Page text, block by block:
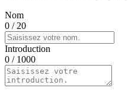
Nom
0 / 20
Introduction
0 / 1000